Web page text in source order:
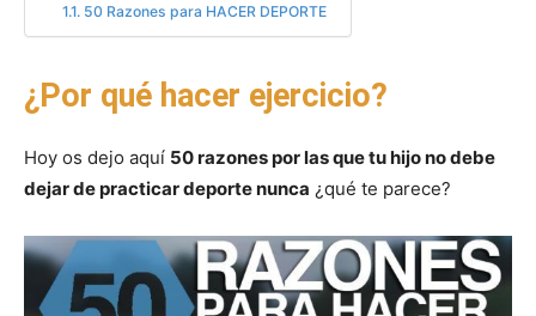
50 Razones para HACER DEPORTE
¿Por qué hacer ejercicio?
Hoy os dejo aquí 50 razones por las que tu hijo no debe
dejar de practicar deporte nunca ¿qué te parece?